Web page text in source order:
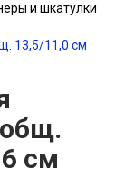
и шкатулки
13,5/11,0 см
см